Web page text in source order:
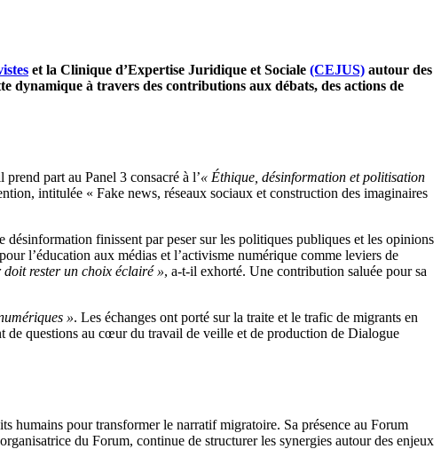
et la Clinique d’Expertise Juridique et Sociale (CEJUS) autour des
dynamique à travers des contributions aux débats, des actions de
part au Panel 3 consacré à l’« Éthique, désinformation et politisation
intitulée « Fake news, réseaux sociaux et construction des imaginaires
finissent par peser sur les politiques publiques et les opinions
l’éducation aux médias et l’activisme numérique comme leviers de
rester un choix éclairé », a-t-il exhorté. Une contribution saluée pour sa
». Les échanges ont porté sur la traite et le trafic de migrants en
de questions au cœur du travail de veille et de production de Dialogue
humains pour transformer le narratif migratoire. Sa présence au Forum
du Forum, continue de structurer les synergies autour des enjeux